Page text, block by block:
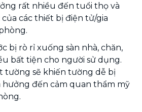
rất nhiều đến tuổi thọ và
các thiết bị điện tử/gia
bị rò rỉ xuống sàn nhà, chăn,
bất tiện cho người sử dụng.
tường sẽ khiến tường dễ bị
hưởng đến cảm quan thẩm mỹ